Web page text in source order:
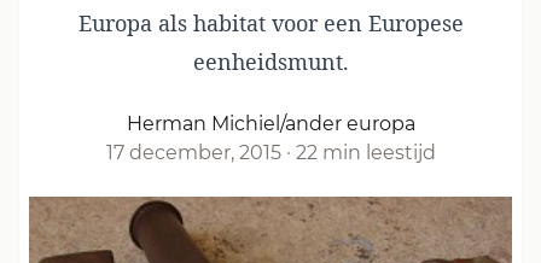
Europa als habitat voor een Europese
eenheidsmunt.
Herman Michiel/ander europa
17 december, 2015 · 22 min leestijd